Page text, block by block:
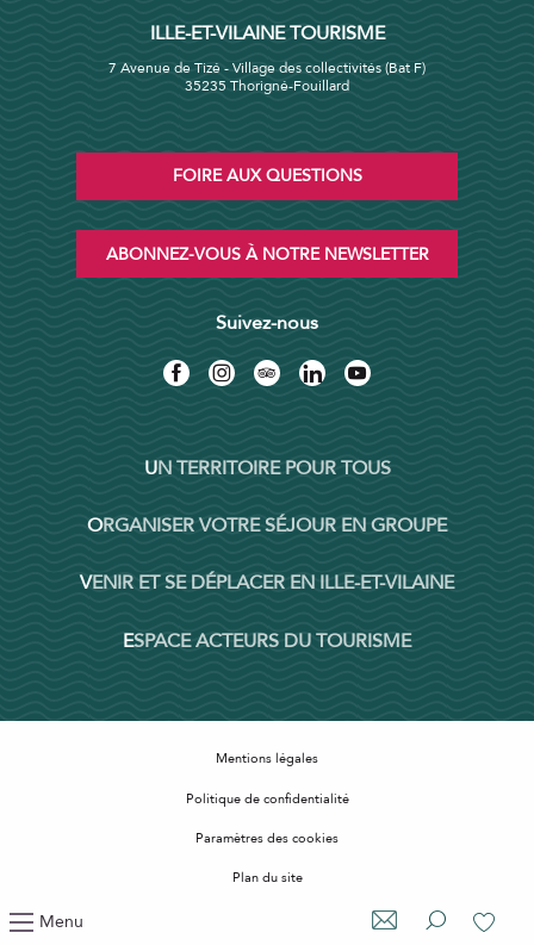
Menu
ILLE-ET-VILAINE TOURISME
7 Avenue de Tizé - Village des collectivités (Bat F)
35235 Thorigné-Fouillard
FOIRE AUX QUESTIONS
ABONNEZ-VOUS À NOTRE NEWSLETTER
Suivez-nous
UN TERRITOIRE POUR TOUS
ORGANISER VOTRE SÉJOUR EN GROUPE
VENIR ET SE DÉPLACER EN ILLE-ET-VILAINE
ESPACE ACTEURS DU TOURISME
Mentions légales
Politique de confidentialité
Paramètres des cookies
Plan du site